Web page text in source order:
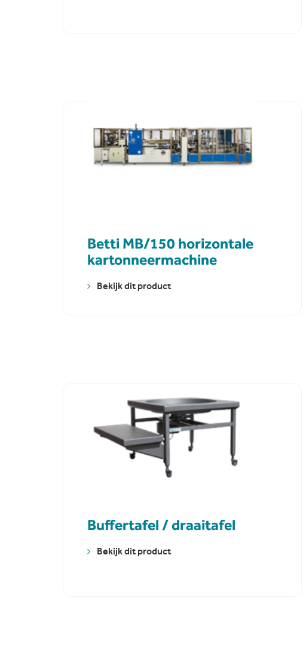
Betti MB/150 horizontale
kartonneermachine
Bekijk dit product
Buffertafel / draaitafel
Bekijk dit product